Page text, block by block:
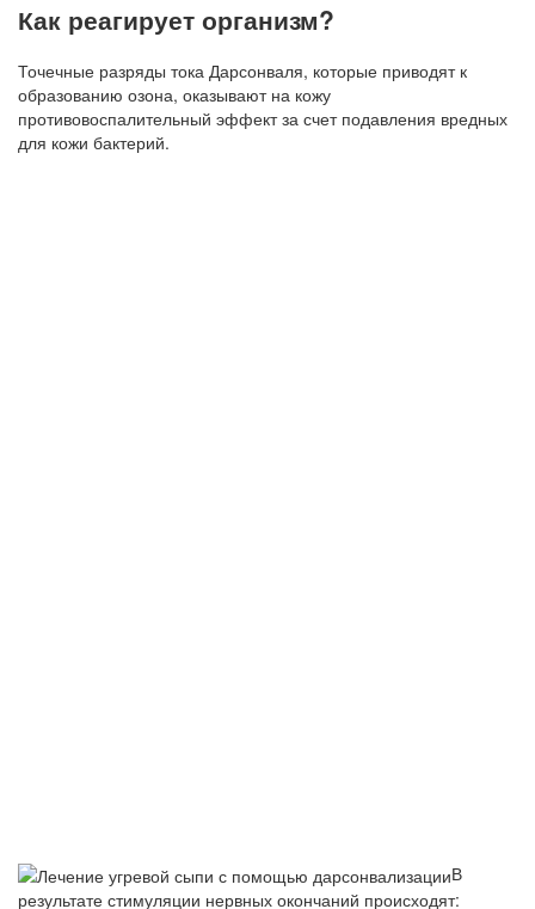
Как реагирует организм?
Точечные разряды тока Дарсонваля, которые приводят к
образованию озона, оказывают на кожу
противовоспалительный эффект за счет подавления вредных
для кожи бактерий.
В
результате стимуляции нервных окончаний происходят: